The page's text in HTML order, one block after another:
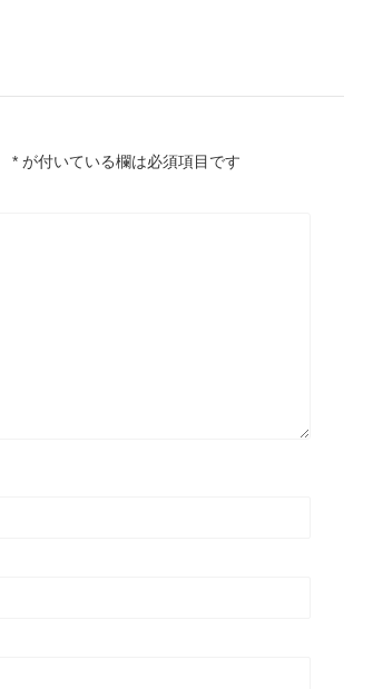
* が付いている欄は必須項目です